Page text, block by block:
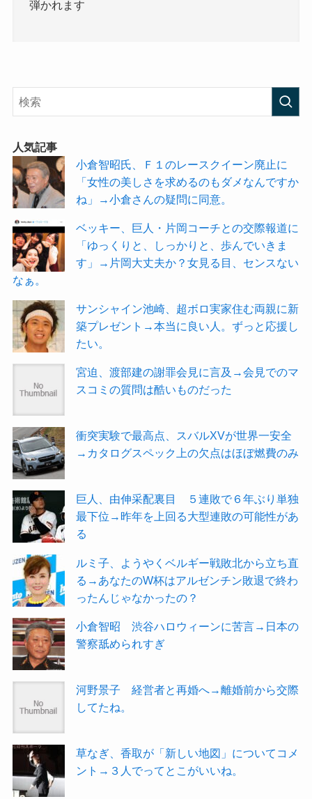
弾かれます
人気記事
小倉智昭氏、Ｆ１のレースクイーン廃止に
「女性の美しさを求めるのもダメなんですか
ね」→小倉さんの疑問に同意。
ベッキー、巨人・片岡コーチとの交際報道に
「ゆっくりと、しっかりと、歩んでいきま
す」→片岡大丈夫か？女見る目、センスない
なぁ。
サンシャイン池崎、超ボロ実家住む両親に新
築プレゼント→本当に良い人。ずっと応援し
たい。
宮迫、渡部建の謝罪会見に言及→会見でのマ
スコミの質問は酷いものだった
衝突実験で最高点、スバルXVが世界一安全
→カタログスペック上の欠点はほぼ燃費のみ
巨人、由伸采配裏目 ５連敗で６年ぶり単独
最下位→昨年を上回る大型連敗の可能性があ
る
ルミ子、ようやくベルギー戦敗北から立ち直
る→あなたのW杯はアルゼンチン敗退で終わ
ったんじゃなかったの？
小倉智昭 渋谷ハロウィーンに苦言→日本の
警察舐められすぎ
河野景子 経営者と再婚へ→離婚前から交際
してたね。
草なぎ、香取が「新しい地図」についてコメ
ント→３人でってとこがいいね。